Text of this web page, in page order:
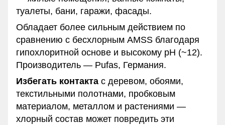
туалеты, бани, гаражи, фасады.
Обладает более сильным действием по
сравнению с бесхлорным AMSS благодаря
гипохлоритной основе и высокому pH (~12).
Производитель — Pufas, Германия.
Избегать контакта с деревом, обоями,
текстильными полотнами, пробковым
материалом, металлом и растениями —
хлорный состав может повредить эти